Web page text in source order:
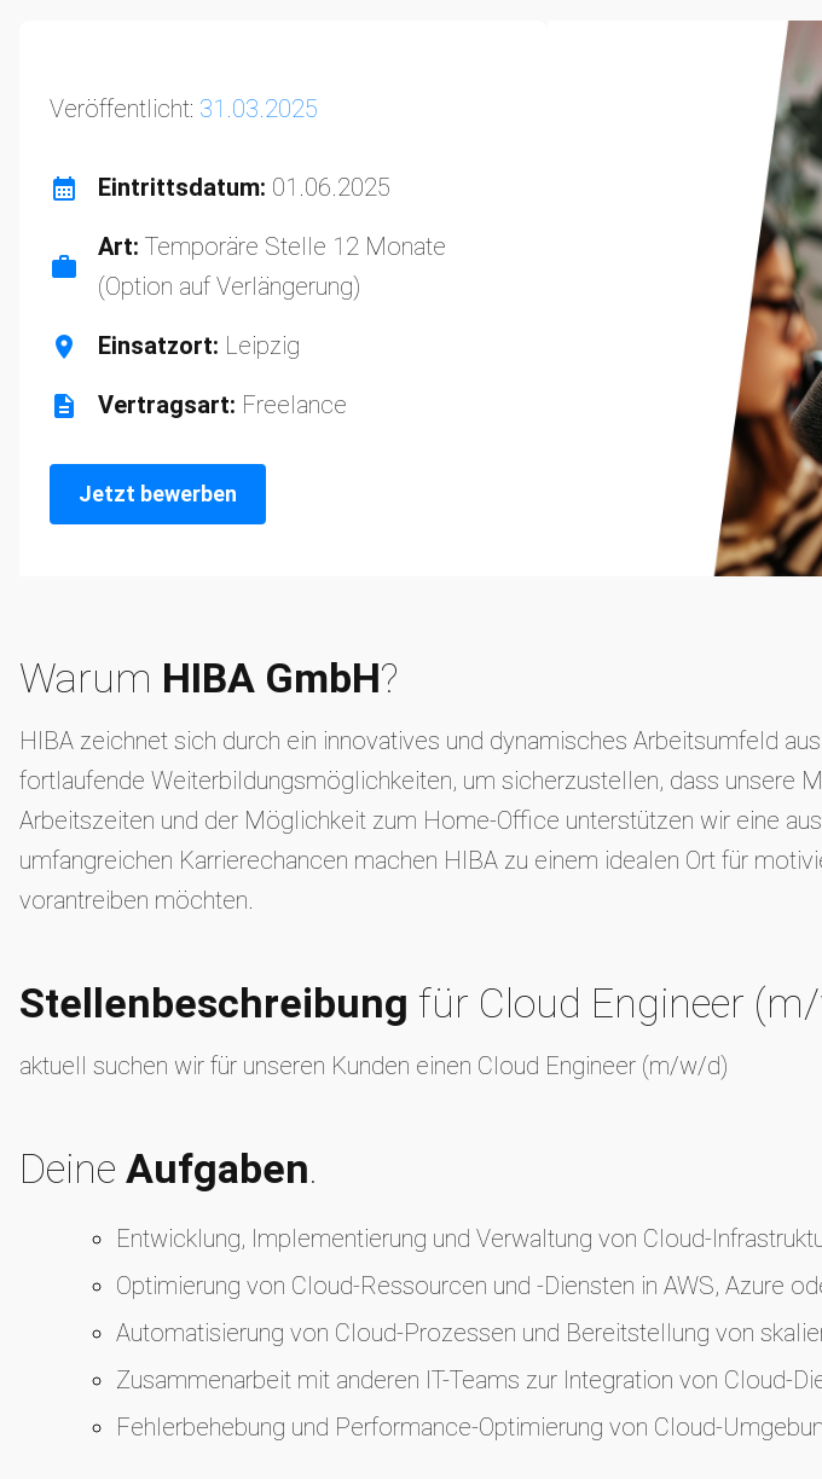
Veröffentlicht: 31.03.2025
Eintrittsdatum: 01.06.2025
Art: Temporäre Stelle 12 Monate
(Option auf Verlängerung)
Einsatzort: Leipzig
Vertragsart: Freelance
Jetzt bewerben
Warum HIBA GmbH?
HIBA zeichnet sich durch ein innovatives und dynamisches Arbeitsumfeld
fortlaufende Weiterbildungsmöglichkeiten, um sicherzustellen, dass unsere
Arbeitszeiten und der Möglichkeit zum Home-Office unterstützen wir eine
umfangreichen Karrierechancen machen HIBA zu einem idealen Ort für
vorantreiben möchten.
Stellenbeschreibung für Cloud Engineer
aktuell suchen wir für unseren Kunden einen Cloud Engineer (m/w/d)
Deine Aufgaben.
Entwicklung, Implementierung und Verwaltung von Cloud-
Optimierung von Cloud-Ressourcen und -Diensten in AWS, Azure
Automatisierung von Cloud-Prozessen und Bereitstellung von
Zusammenarbeit mit anderen IT-Teams zur Integration von Cloud-
Fehlerbehebung und Performance-Optimierung von Cloud-